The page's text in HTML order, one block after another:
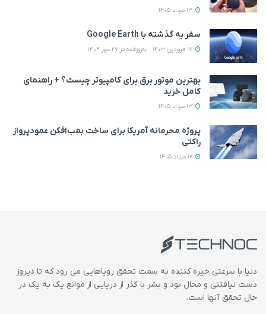
سفر به گذشته با Google Earth
بهترین موتور برق برای کامپیوتر چیست؟ + راهنمای
کامل خرید
پروژه محرمانه آمریکا برای ساخت بمب‌افکن عمودپرواز
راکتی
دنیا با سرعتی خیره کننده به سمت تحقق رویاهایی می رود که تا دیروز
دست نیافتنی و محال بود و بشر با گذر از دریایی از موانع یک به یک در
حال تحقق آنها است.